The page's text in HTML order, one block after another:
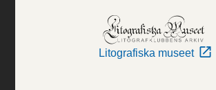
Litografiska museet